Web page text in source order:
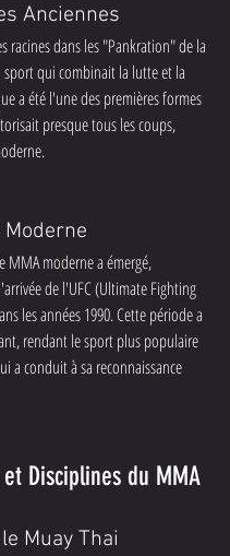
Anciennes
racines dans les "Pankration" de la
sport qui combinait la lutte et la
a été l'une des premières formes
presque tous les coups,
MMA moderne a émergé,
de l'UFC (Ultimate Fighting
les années 1990. Cette période a
rendant le sport plus populaire
a conduit à sa reconnaissance
Disciplines du MMA
Muay Thai